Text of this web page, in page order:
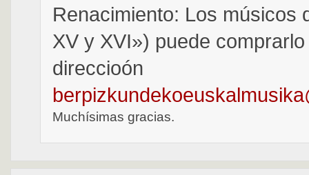
Renacimiento: Los músicos
XV y XVI») puede
direccioón
Muchísimas gracias.